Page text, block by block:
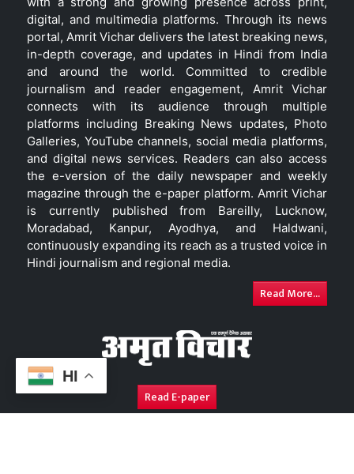
HI
digital, and multimedia platforms. Through its news
portal, Amrit Vichar delivers the latest breaking news,
in-depth coverage, and updates in Hindi from India
and around the world. Committed to credible
journalism and reader engagement, Amrit Vichar
connects with its audience through multiple
platforms including Breaking News updates, Photo
Galleries, YouTube channels, social media platforms,
and digital news services. Readers can also access
the e-version of the daily newspaper and weekly
magazine through the e-paper platform. Amrit Vichar
is currently published from Bareilly, Lucknow,
Moradabad, Kanpur, Ayodhya, and Haldwani,
continuously expanding its reach as a trusted voice in
Hindi journalism and regional media.
Read More...
Read E-paper